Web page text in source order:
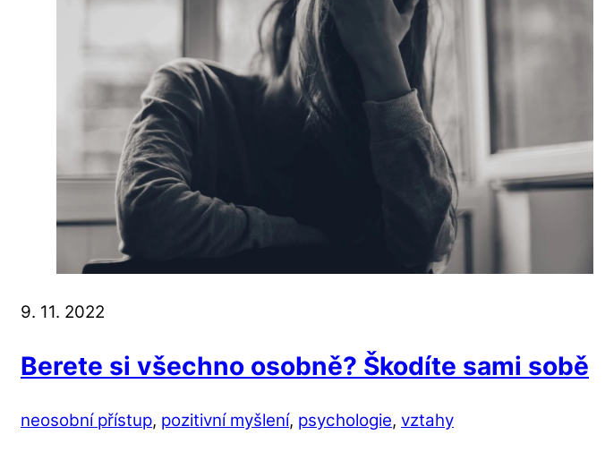
9. 11. 2022
Berete si všechno osobně? Škodíte sami sobě
neosobní přístup, pozitivní myšlení, psychologie, vztahy